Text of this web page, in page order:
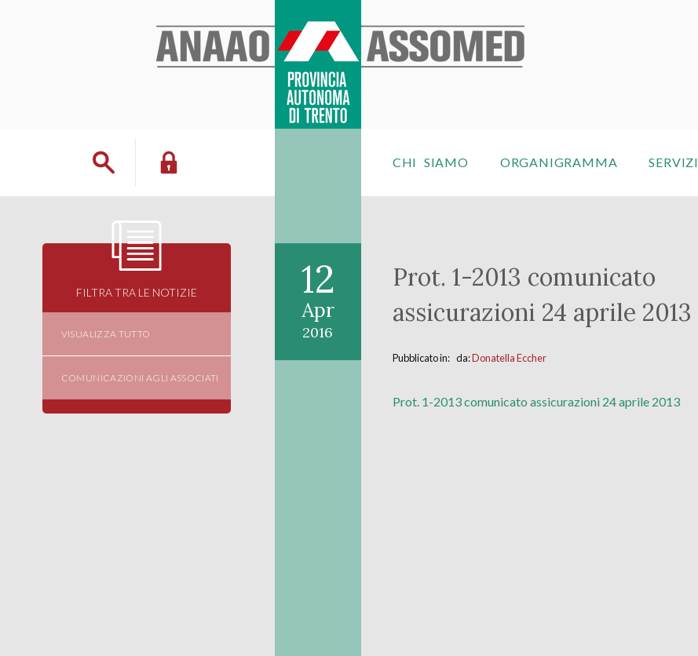
CHI SIAMO ORGANIGRAMMA SERVIZI
Prot. 1-2013 comunicato
assicurazioni 24 aprile 2013
12
Apr
2016
Pubblicato in: da:Donatella Eccher
Prot. 1-2013 comunicato assicurazioni 24 aprile 2013
FILTRA TRA LE NOTIZIE
VISUALIZZA TUTTO
COMUNICAZIONI AGLI ASSOCIATI